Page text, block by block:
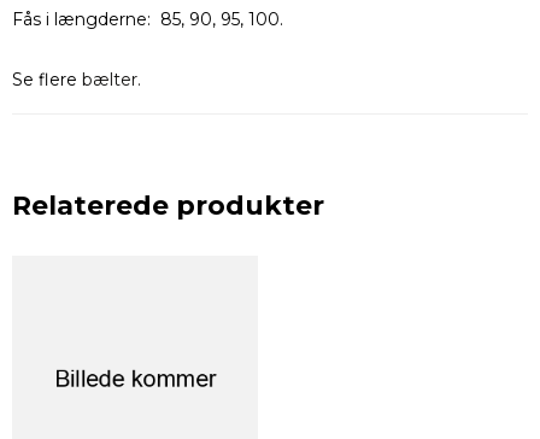
Fås i længderne: 85, 90, 95, 100.
Se flere bælter.
Relaterede produkter